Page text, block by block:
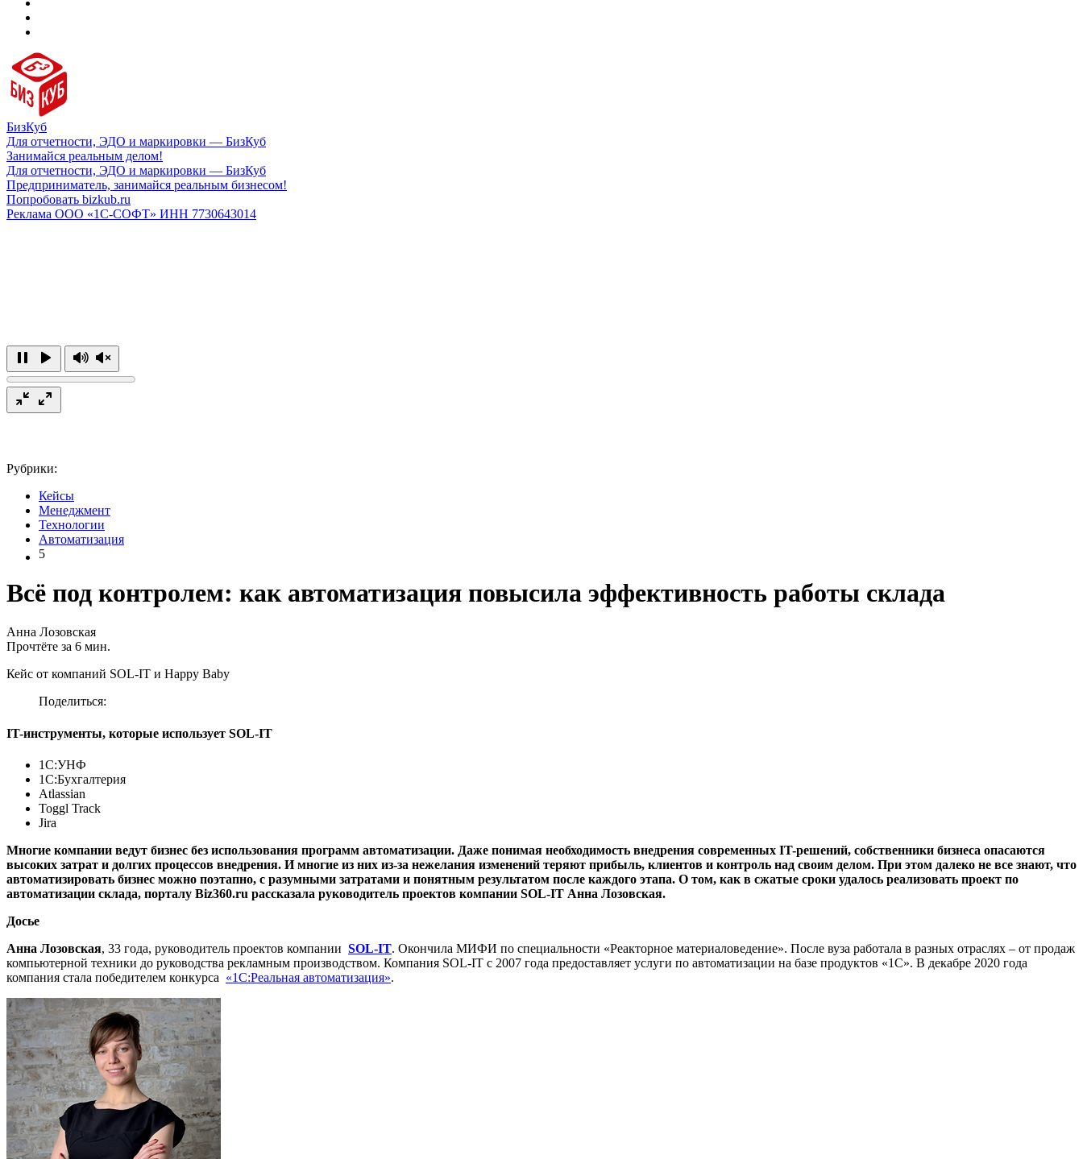
БизКуб
Для отчетности, ЭДО и маркировки — БизКуб
Занимайся реальным делом!
Для отчетности, ЭДО и маркировки — БизКуб
Предприниматель, занимайся реальным бизнесом!
Попробовать bizkub.ru
Реклама ООО «1С-СОФТ» ИНН 7730643014
Рубрики:
Кейсы
Менеджмент
Технологии
Автоматизация
5
Всё под контролем: как автоматизация повысила эффективность работы склада
Анна Лозовская
Прочтёте за 6 мин.
Кейс от компаний SOL-IT и Happy Baby
Поделиться:
IT-инструменты, которые использует SOL-IT
1С:УНФ
1C:Бухгалтерия
Atlassian
Toggl Track
Jira
Многие компании ведут бизнес без использования программ автоматизации. Даже понимая необходимость внедрения современных IT-решений, собственники бизнеса опасаются
высоких затрат и долгих процессов внедрения. И многие из них из-за нежелания изменений теряют прибыль, клиентов и контроль над своим делом. При этом далеко не все знают, что
автоматизировать бизнес можно поэтапно, с разумными затратами и понятным результатом после каждого этапа. О том, как в сжатые сроки удалось реализовать проект по
автоматизации склада, порталу Biz360.ru рассказала руководитель проектов компании SOL-IT Анна Лозовская.
Досье
Анна Лозовская, 33 года, руководитель проектов компании SOL-IT. Окончила МИФИ по специальности «Реакторное материаловедение». После вуза работала в разных отраслях – от продаж
компьютерной техники до руководства рекламным производством. Компания SOL-IT с 2007 года предоставляет услуги по автоматизации на базе продуктов «1С». В декабре 2020 года
компания стала победителем конкурса «1С:Реальная автоматизация».